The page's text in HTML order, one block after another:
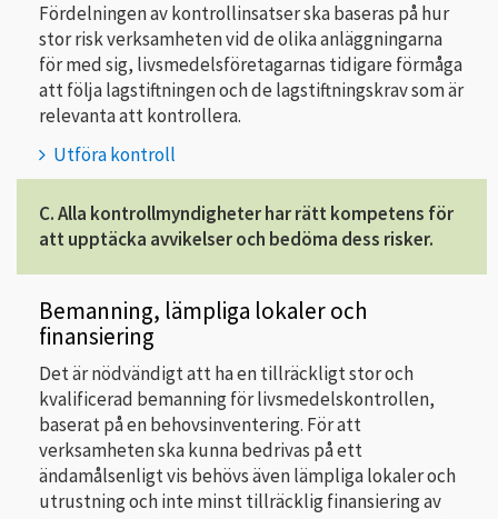
Fördelningen av kontrollinsatser ska baseras på hur
stor risk verksamheten vid de olika anläggningarna
för med sig, livsmedelsföretagarnas tidigare förmåga
att följa lagstiftningen och de lagstiftningskrav som är
relevanta att kontrollera.
Utföra kontroll
C. Alla kontrollmyndigheter har rätt kompetens för
att upptäcka avvikelser och bedöma dess risker.
Bemanning, lämpliga lokaler och
finansiering
Det är nödvändigt att ha en tillräckligt stor och
kvalificerad bemanning för livsmedelskontrollen,
baserat på en behovsinventering. För att
verksamheten ska kunna bedrivas på ett
ändamålsenligt vis behövs även lämpliga lokaler och
utrustning och inte minst tillräcklig finansiering av